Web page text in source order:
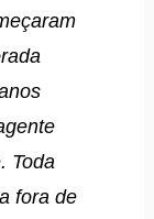
Toda
fora de